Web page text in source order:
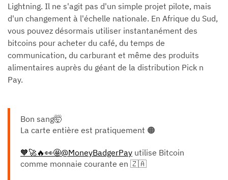
Lightning. Il ne s'agit pas d'un simple projet pilote, mais
d'un changement à l'échelle nationale. En Afrique du Sud,
vous pouvez désormais utiliser instantanément des
bitcoins pour acheter du café, du temps de
communication, du carburant et même des produits
alimentaires auprès du géant de la distribution Pick n
Pay.
Bon sang🤯
La carte entière est pratiquement 🟠
🧡🚀🔥👀🤩@MoneyBadgerPay utilise Bitcoin
comme monnaie courante en 🇿🇦